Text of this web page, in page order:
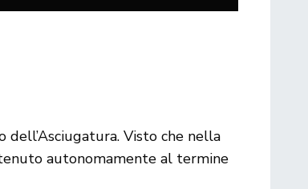
Visto che nella
autonomamente al termine